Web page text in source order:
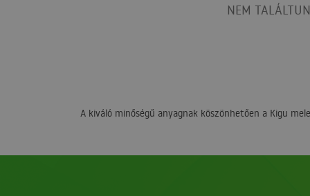
NEM
A kiváló minőségű anyagnak köszönhetően a Kigu